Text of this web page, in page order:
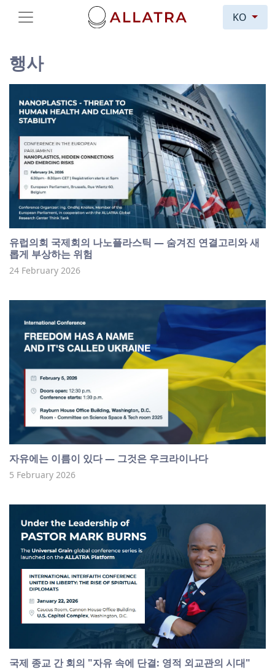
KO
행사
유럽의회 국제회의 나노플라스틱 — 숨겨진 연결고리와 새
롭게 부상하는 위험
24 February 2026
자유에는 이름이 있다 — 그것은 우크라이나다
5 February 2026
국제 종교 간 회의 "자유 속에 단결: 영적 외교관의 시대"